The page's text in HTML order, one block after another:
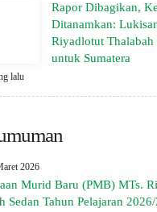
Rapor Dibagikan,
Ditanamkan:
Riyadlotut Thalabah
untuk Sumatera
lalu
2026
Murid Baru (PMB) MTs.
Sedan Tahun Pelajaran